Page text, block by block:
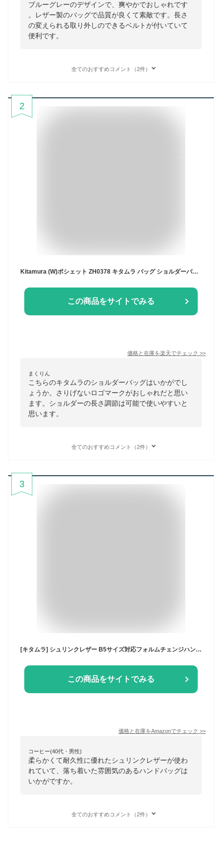
ブルーグレーのデザインで、爽やかでおしゃれです
。レザー製のバッグで品質が良くて素敵です。長さ
の変えられる取り外しのできるベルトが付いていて
便利です。
全てのおすすめコメント（2件）
2
Kitamura (W)ポシェット ZH0378 キタムラ バッグ ショルダーバッグ ネイビー ブルー ベージュ【送料無料】
この商品をサイトでみる
価格と在庫を楽天でチェック >>
まくりん
こちらのキタムラのショルダーバッグはいかがでし
ょうか。さりげないロゴマークがおしゃれだと思い
ます。ショルダーの長さ調節は可能で使いやすいと
思います。
全てのおすすめコメント（2件）
3
[キタムラ] シュリンクレザー B5サイズ対応フォルムチェンジハンドバッグ Z-0598 レディース ダークブルー [紺] 10102
この商品をサイトでみる
価格と在庫をAmazonでチェック >>
コーヒー(40代・男性)
柔らかくて耐久性に優れたシュリンクレザーが使わ
れていて、落ち着いた雰囲気のあるハンドバッグは
いかがですか。
全てのおすすめコメント（2件）